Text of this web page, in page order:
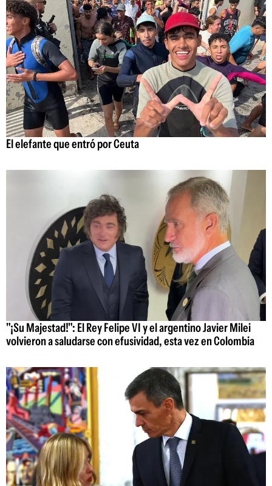
El elefante que entró por Ceuta
"¡Su Majestad!": El Rey Felipe VI y el argentino Javier Milei
volvieron a saludarse con efusividad, esta vez en Colombia